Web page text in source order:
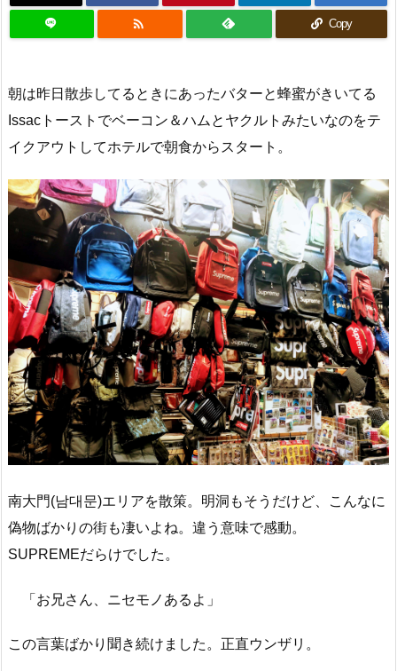
 Copy
朝は昨日散歩してるときにあったバターと蜂蜜がきいてる
Issacトーストでベーコン＆ハムとヤクルトみたいなのをテ
イクアウトしてホテルで朝食からスタート。
南大門(남대문)エリアを散策。明洞もそうだけど、こんなに
偽物ばかりの街も凄いよね。違う意味で感動。
SUPREMEだらけでした。
「お兄さん、ニセモノあるよ」
この言葉ばかり聞き続けました。正直ウンザリ。